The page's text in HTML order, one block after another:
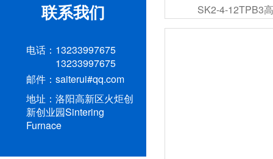
SK2-4-12TPB3
联系我们
电话： 13233997675
13233997675
邮件： saiterui#qq.com
地址：洛阳高新区火炬创
新创业园Sintering
Furnace